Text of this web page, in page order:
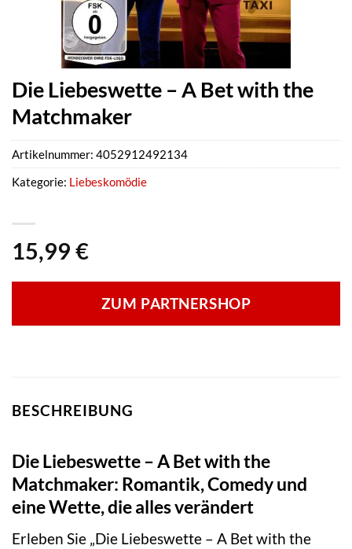
Die Liebeswette – A Bet with the
Matchmaker
15,99 €
ZUM PARTNERSHOP
Artikelnummer: 4052912492134
Kategorie: Liebeskomödie
BESCHREIBUNG
Die Liebeswette – A Bet with the
Matchmaker: Romantik, Comedy und
eine Wette, die alles verändert
Erleben Sie „Die Liebeswette – A Bet with the